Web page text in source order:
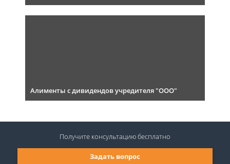
Алименты с дивидендов учредителя "ООО"
Задать вопрос
Получите консультациюбесплатно